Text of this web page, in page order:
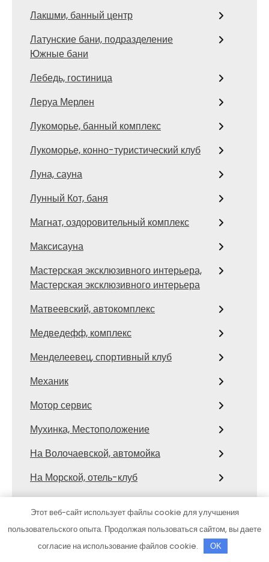
Лакшми, банный центр
Латунские бани, подразделение
Южные бани
Лебедь, гостиница
Леруа Мерлен
Лукоморье, банный комплекс
Лукоморье, конно-туристический клуб
Луна, сауна
Лунный Кот, баня
Магнат, оздоровительный комплекс
Максисауна
Мастерская эксклюзивного интерьера,
Мастерская эксклюзивного интерьера
Матвеевский, автокомплекс
Медведефф, комплекс
Менделеевец, спортивный клуб
Механик
Мотор сервис
Мухинка, Местоположение
На Волочаевской, автомойка
На Морской, отель-клуб
На Художников, оздоровительный
комплекс
Наф Наф, автомоечный комплекс
Этот веб-сайт использует файлы cookie для улучшения
пользовательского опыта. Продолжая пользоваться сайтом, вы даете
согласие на использование файлов cookie.
OK